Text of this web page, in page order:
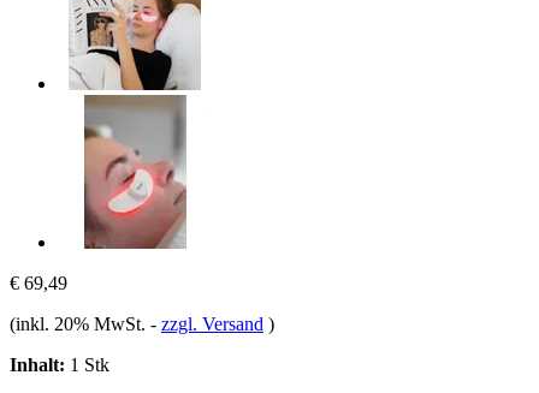
€ 69,49
(inkl. 20% MwSt. - zzgl. Versand )
Inhalt: 1 Stk